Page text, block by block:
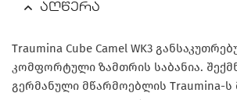
აღწერა
Traumina Cube Camel WK3
კომფორტული ზამთრის საბანია.
გერმანული მწარმოებლის Traumina-ს